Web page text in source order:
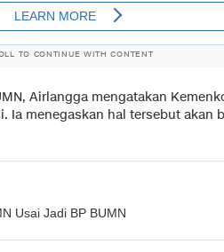
TO CONTINUE WITH CONTENT
Airlangga mengatakan
Ia menegaskan hal tersebut akan
Usai Jadi BP BUMN